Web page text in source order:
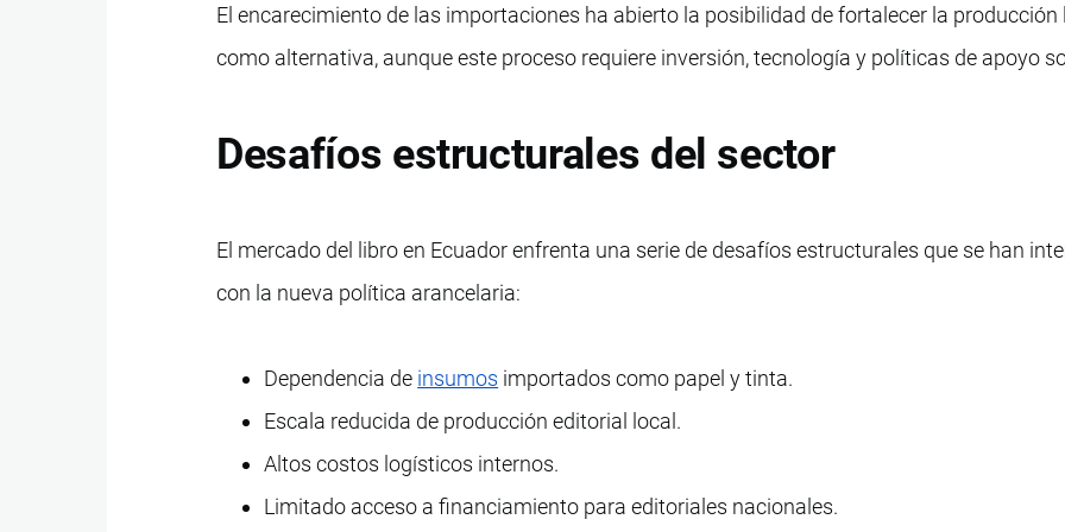
El encarecimiento de las importaciones ha abierto la posibilidad de fortalecer la producción
como alternativa, aunque este proceso requiere inversión, tecnología y políticas de apoyo
Desafíos estructurales del sector
El mercado del libro en Ecuador enfrenta una serie de desafíos estructurales que se han
con la nueva política arancelaria:
Dependencia de insumos importados como papel y tinta.
Escala reducida de producción editorial local.
Altos costos logísticos internos.
Limitado acceso a financiamiento para editoriales nacionales.